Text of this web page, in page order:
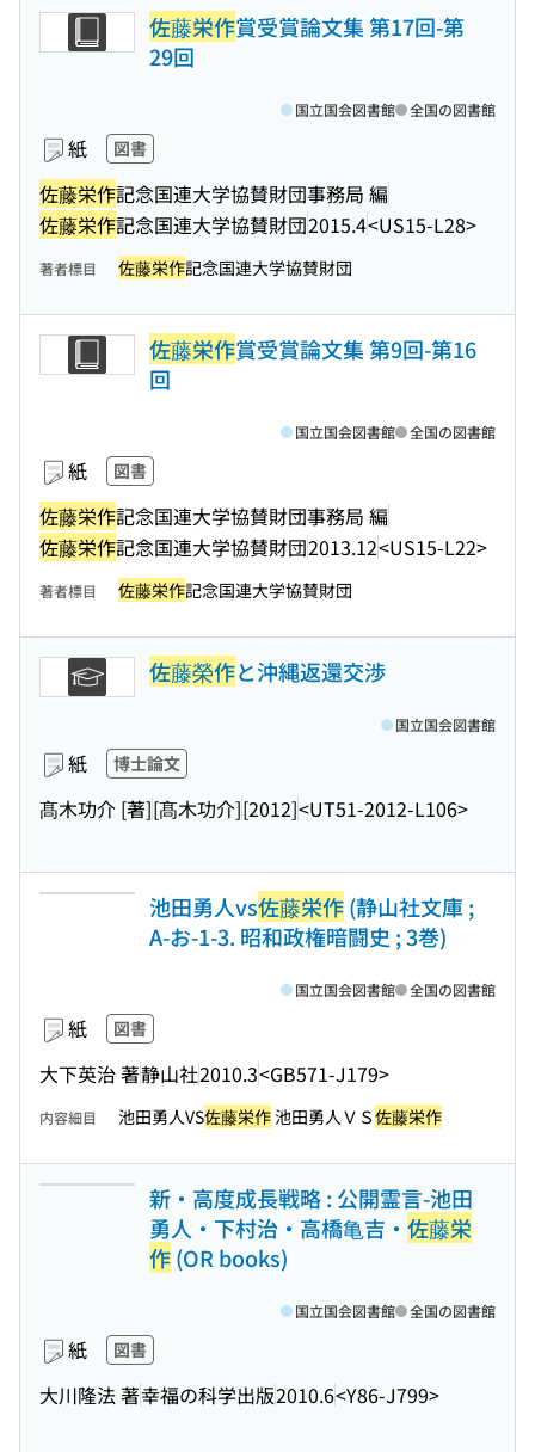
佐藤栄作賞受賞論文集 第17回-第
29回
紙 図書
佐藤栄作記念国連大学協賛財団事務局 編
佐藤栄作記念国連大学協賛財団2015.4<US15-L28>
国立国会図書館 全国の図書館
著者標目 佐藤栄作記念国連大学協賛財団
佐藤栄作賞受賞論文集 第9回-第16
回
紙 図書
佐藤栄作記念国連大学協賛財団事務局 編
佐藤栄作記念国連大学協賛財団2013.12<US15-L22>
国立国会図書館 全国の図書館
著者標目 佐藤栄作記念国連大学協賛財団
佐藤榮作と沖縄返還交渉
紙 博士論文
髙木功介 [著][髙木功介][2012]<UT51-2012-L106>
国立国会図書館
池田勇人vs佐藤栄作(静山社文庫 ;
A-お-1-3. 昭和政権暗闘史 ; 3巻)
紙 図書
大下英治 著静山社2010.3<GB571-J179>
国立国会図書館 全国の図書館
内容細目 池田勇人VS佐藤栄作池田勇人ＶＳ佐藤栄作
新・高度成長戦略 : 公開霊言-池田
勇人・下村治・高橋亀吉・ 佐藤栄
作(OR books)
紙 図書
大川隆法 著幸福の科学出版2010.6<Y86-J799>
国立国会図書館 全国の図書館